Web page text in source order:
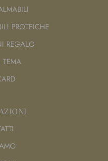
PROTEICHE
REGALO
TEMA